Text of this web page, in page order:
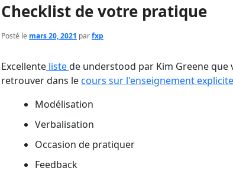
Checklist de votre pratique
Posté le mars 20, 2021 parfxp
Excellente listede understood par Kim Greene que
retrouver dans lecours sur l'enseignement explicite
Modélisation
Verbalisation
Occasion de pratiquer
Feedback